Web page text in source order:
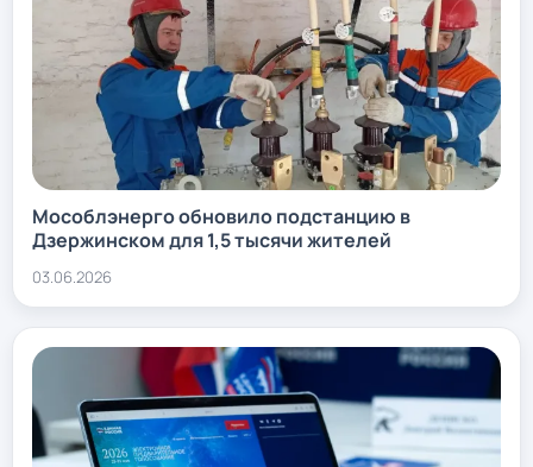
Мособлэнерго обновило подстанцию в
Дзержинском для 1,5 тысячи жителей
03.06.2026